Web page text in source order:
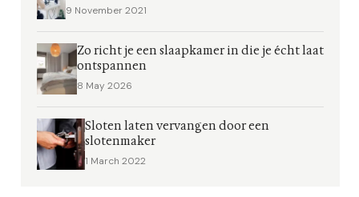
9 November 2021
Zo richt je een slaapkamer in die je écht laat
ontspannen
8 May 2026
Sloten laten vervangen door een
slotenmaker
1 March 2022